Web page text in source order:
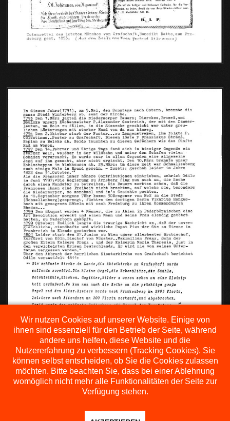
Wir nutzen Cookies auf unserer Website. Einige von
ihnen sind essenziell für den Betrieb der Seite, während
andere uns helfen, diese Website und die
Nutzererfahrung zu verbessern (Tracking Cookies). Sie
können selbst entscheiden, ob Sie die Cookies zulassen
möchten. Bitte beachten Sie, dass bei einer Ablehnung
womöglich nicht mehr alle Funktionalitäten der Seite zur
Verfügung stehen.